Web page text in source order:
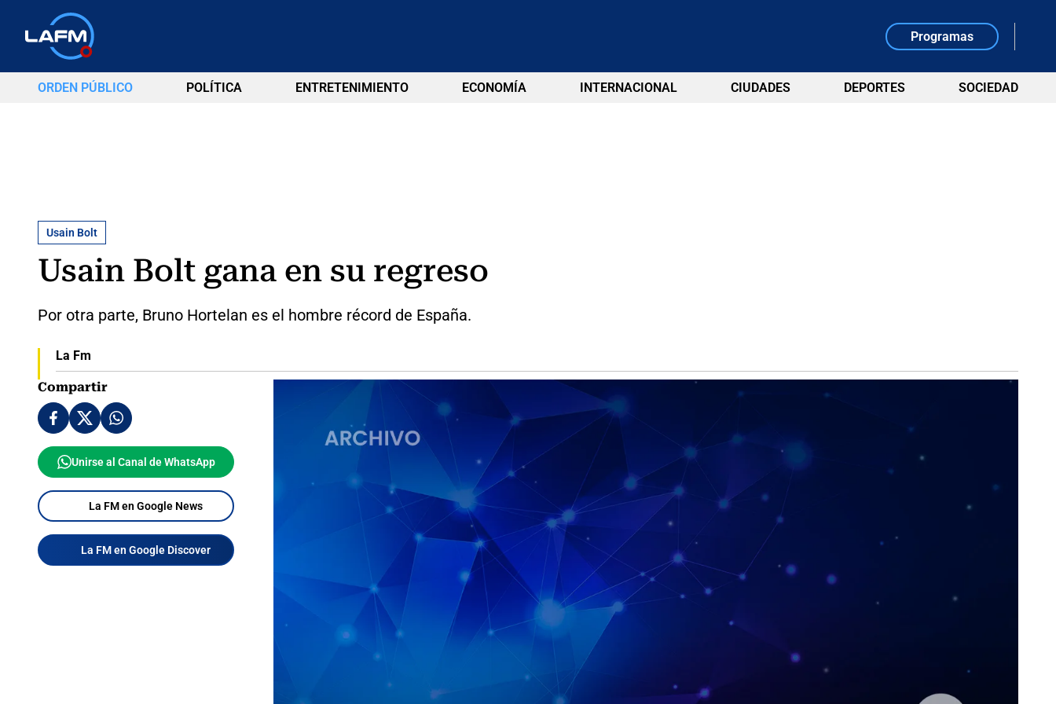
Programas
ORDEN PÚBLICO POLÍTICA ENTRETENIMIENTO ECONOMÍA INTERNACIONAL CIUDADES DEPORTES SOCIEDAD
Usain Bolt
Usain Bolt gana en su regreso
Por otra parte, Bruno Hortelan es el hombre récord de España.
La Fm
Compartir
Unirse al Canal de WhatsApp
La FM en Google News
La FM en Google Discover